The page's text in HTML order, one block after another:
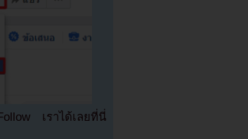
เราได้เลยที่นี่